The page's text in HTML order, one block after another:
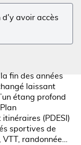
en plein écran
d'y avoir accès
la fin des années
laissant
étang profond
(PDESI)
sportives de
randonnée…